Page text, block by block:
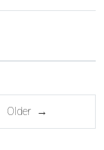
Older →